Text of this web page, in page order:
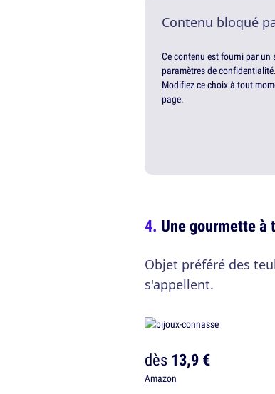
Contenu bloqué
Ce contenu est fourni par un
paramètres de confidentialité.
Modifiez ce choix à tout
page.
Une gourmette à
Objet préféré des
s'appellent.
dès13,9 €
Amazon